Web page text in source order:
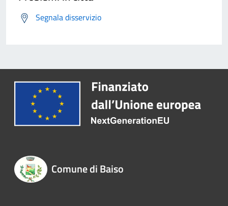
Segnala disservizio
Comune di Baiso